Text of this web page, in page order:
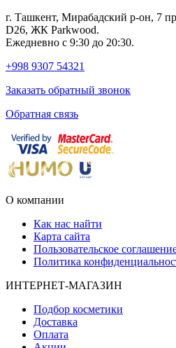
г. Ташкент, Мирабадский р-он, 7
D26, ЖК Раrkwood.
Ежедневно с 9:30 до 20:30.
+998 9307 54321
Заказать обратный звонок
Обратная связь
О компании
Как нас найти
Карта сайта
Пользовательское
Политика
ИНТЕРНЕТ-МАГАЗИН
Подбор косметики
Доставка
Оплата